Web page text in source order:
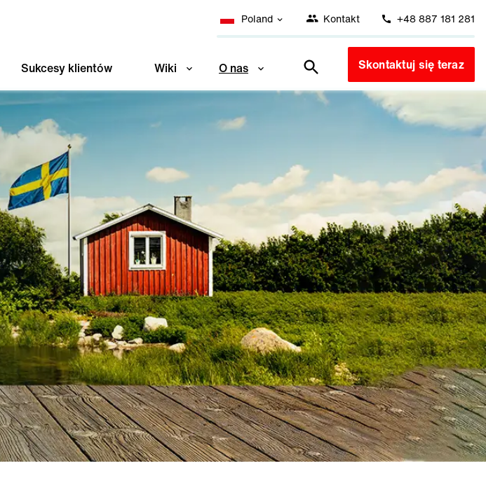
Poland Kontakt +48 887 181 281
Sukcesy klientów Wiki O nas Skontaktuj się teraz